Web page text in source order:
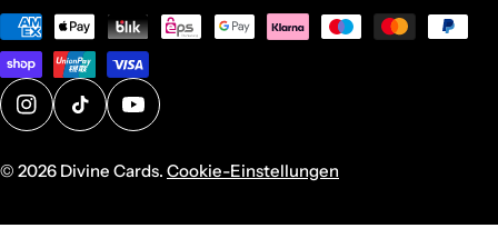
n
d
/
R
g
Zahlungsmethoden
InstagramTikTokYouTube
© 2026 Divine Cards. Cookie-Einstellungen